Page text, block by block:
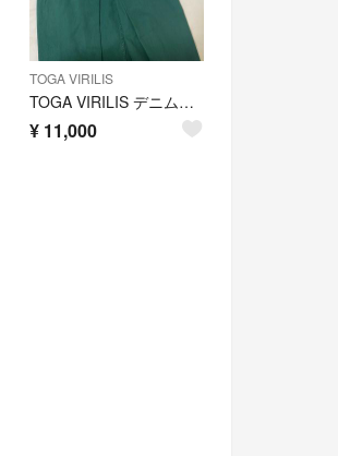
TOGA VIRILIS
TOGA VIRILIS デニムラップパンツ 緑
¥ 11,000